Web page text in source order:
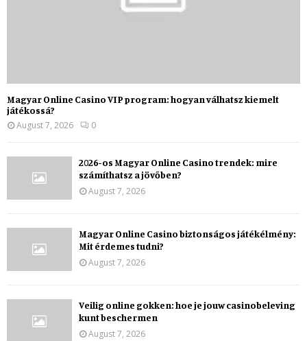
Magyar Online Casino VIP program: hogyan válhatsz kiemelt
játékossá?
August 7, 2026
0
2026-os Magyar Online Casino trendek: mire
számíthatsz a jövőben?
August 7, 2026
Magyar Online Casino biztonságos játékélmény:
Mit érdemes tudni?
August 7, 2026
Veilig online gokken: hoe je jouw casinobeleving
kunt beschermen
August 7, 2026